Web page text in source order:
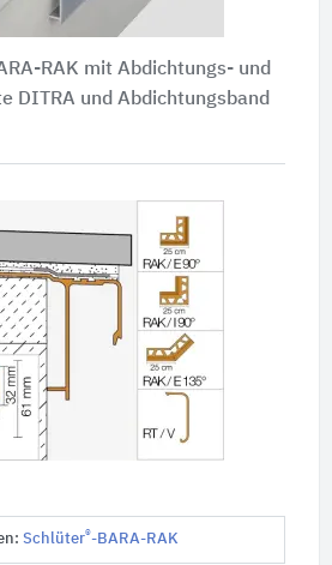
RAK mit Abdichtungs- und
DITRA und Abdichtungsband
Schlüter®-BARA-RAK